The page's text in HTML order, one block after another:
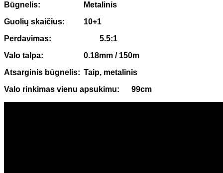
Būgnelis:
Metalinis
Guolių skaičius:
10+1
Perdavimas:
5.5:1
Valo talpa:
0.18mm / 150m
Atsarginis būgnelis: Taip, metalinis
Valo rinkimas vienu apsukimu:
99cm